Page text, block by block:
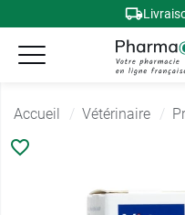
Accueil Vétérinaire